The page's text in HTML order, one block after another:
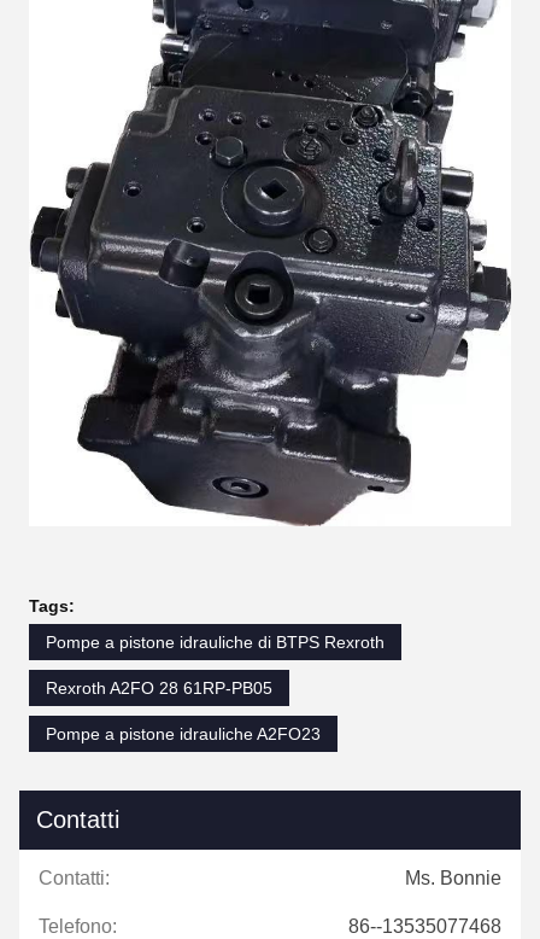
Tags:
Pompe a pistone idrauliche di BTPS Rexroth
Rexroth A2FO 28 61RP-PB05
Pompe a pistone idrauliche A2FO23
Contatti
Contatti: Ms. Bonnie
Telefono: 86--13535077468